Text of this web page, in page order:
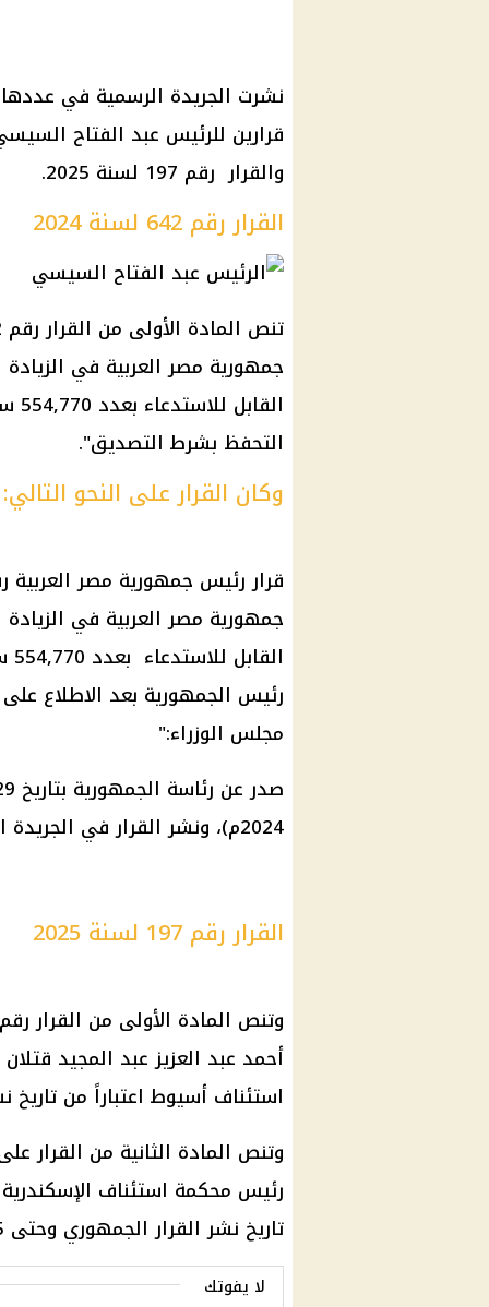
والقرار رقم 197 لسنة 2025.
القرار رقم 642 لسنة 2024
جمهورية مصر العربية في
التحفظ بشرط التصديق".
وكان القرار على النحو التالي:
جمهورية مصر العربية في
مجلس الوزراء:"
2024م)، ونشر القرار في الجريدة الرسمية اليوم.
القرار رقم 197 لسنة 2025
أحمد عبد العزيز عبد المجيد
استئناف أسيوط اعتباراً من تاريخ نشر
وتنص المادة الثانية من القرار
رئيس محكمة استئناف
تاريخ نشر القرار الجمهوري وحتى 30/06/2025.
لا يفوتك